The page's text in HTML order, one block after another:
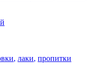
, лаки, пропитки